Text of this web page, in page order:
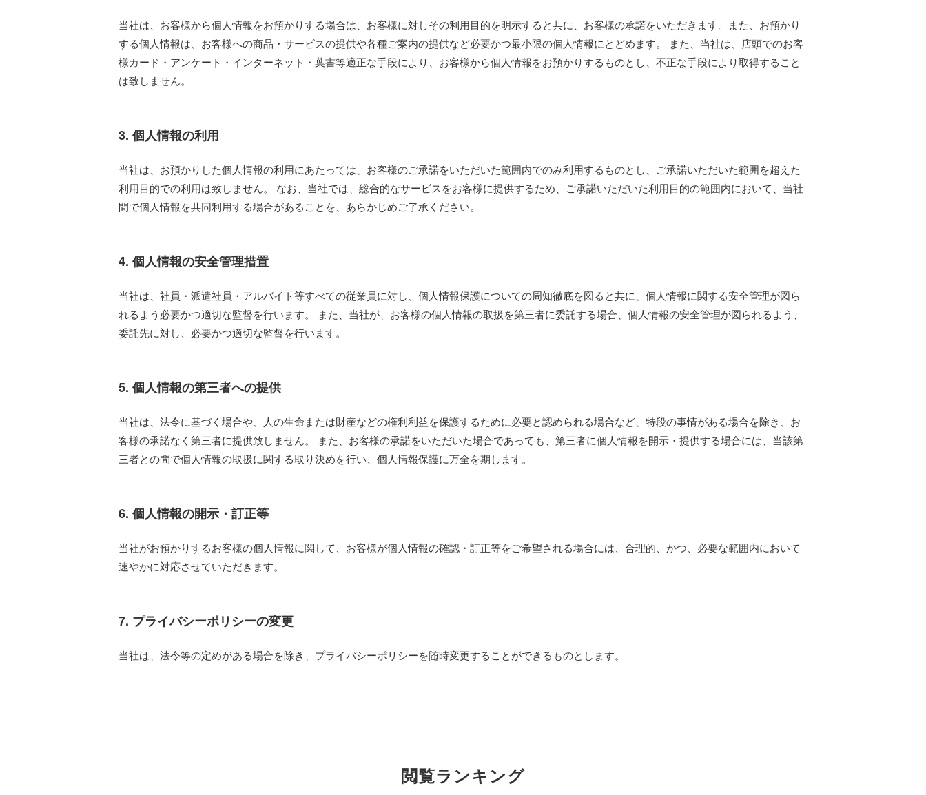
当社は、お客様から個人情報をお預かりする場合は、お客様に対しその利用目的を明示すると共に、お客様の承諾をいただきます。また、お預かり
する個人情報は、お客様への商品・サービスの提供や各種ご案内の提供など必要かつ最小限の個人情報にとどめます。 また、当社は、店頭でのお客
様カード・アンケート・インターネット・葉書等適正な手段により、お客様から個人情報をお預かりするものとし、不正な手段により取得すること
は致しません。
3. 個人情報の利用
当社は、お預かりした個人情報の利用にあたっては、お客様のご承諾をいただいた範囲内でのみ利用するものとし、ご承諾いただいた範囲を超えた
利用目的での利用は致しません。 なお、当社では、総合的なサービスをお客様に提供するため、ご承諾いただいた利用目的の範囲内において、当社
間で個人情報を共同利用する場合があることを、あらかじめご了承ください。
4. 個人情報の安全管理措置
当社は、社員・派遣社員・アルバイト等すべての従業員に対し、個人情報保護についての周知徹底を図ると共に、個人情報に関する安全管理が図ら
れるよう必要かつ適切な監督を行います。 また、当社が、お客様の個人情報の取扱を第三者に委託する場合、個人情報の安全管理が図られるよう、
委託先に対し、必要かつ適切な監督を行います。
5. 個人情報の第三者への提供
当社は、法令に基づく場合や、人の生命または財産などの権利利益を保護するために必要と認められる場合など、特段の事情がある場合を除き、お
客様の承諾なく第三者に提供致しません。 また、お客様の承諾をいただいた場合であっても、第三者に個人情報を開示・提供する場合には、当該第
三者との間で個人情報の取扱に関する取り決めを行い、個人情報保護に万全を期します。
6. 個人情報の開示・訂正等
当社がお預かりするお客様の個人情報に関して、お客様が個人情報の確認・訂正等をご希望される場合には、合理的、かつ、必要な範囲内において
速やかに対応させていただきます。
7. プライバシーポリシーの変更
当社は、法令等の定めがある場合を除き、プライバシーポリシーを随時変更することができるものとします。
閲覧ランキング